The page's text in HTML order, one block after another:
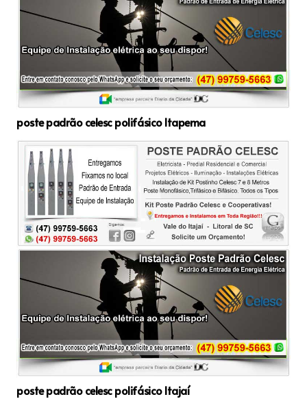
poste padrão celesc polifásico Itapema
poste padrão celesc polifásico Itajaí